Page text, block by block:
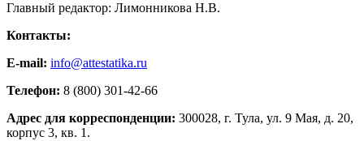
Главный редактор: Лимонникова Н.В.
Контакты:
E-mail: info@attestatika.ru
Телефон: 8 (800) 301-42-66
Адрес для корреспонденции: 300028, г. Тула, ул. 9 Мая, д. 20,
корпус 3, кв. 1.